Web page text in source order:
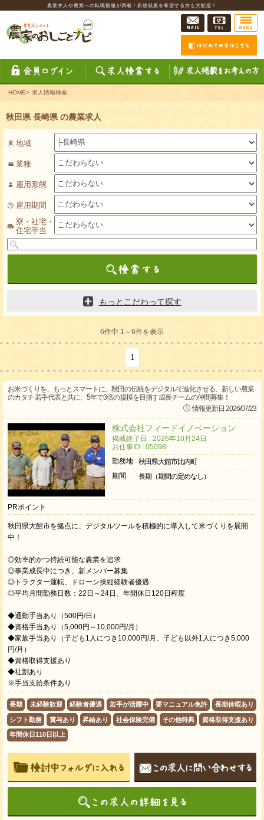
農業求人や農業への転職情報が満載！新規就農を希望する方も大歓迎！
HOME> 求人情報検索
秋田県 長崎県 の農業求人
地域
業種
雇用形態
雇用期間
寮・社宅・
住宅手当
もっとこだわって探す
6件中 1～6件を表示
1
お米づくりを、もっとスマートに。秋田の伝統をデジタルで進化させる、新しい農業
のカタチ 若手代表と共に、5年で3倍の規模を目指す成長チームの仲間募集！
情報更新日 2026/07/23
株式会社フィードイノベーション
掲載終了日 : 2026年10月24日
お仕事ID : 05098
勤務地
秋田県大館市比内町
期間
長期（期間の定めなし）
PRポイント
秋田県大館市を拠点に、デジタルツールを積極的に導入して米づくりを展開
中！
◎効率的かつ持続可能な農業を追求
◎事業成長中につき、新メンバー募集
◎トラクター運転、ドローン操縦経験者優遇
◎平均月間勤務日数：22日～24日、年間休日120日程度
◆通勤手当あり（500円/日）
◆資格手当あり（5,000円～10,000円/月）
◆家族⼿当あり（子ども1人につき10,000円/月、子ども以外1人につき5,000
円/月）
◆資格取得⽀援あり
◆社割あり
※手当支給条件あり
長期 未経験歓迎 経験者優遇 若手が活躍中 要マニュアル免許 長期休暇あり
シフト勤務 賞与あり 昇給あり 社会保険完備 その他特典 資格取得支援あり
年間休日110日以上